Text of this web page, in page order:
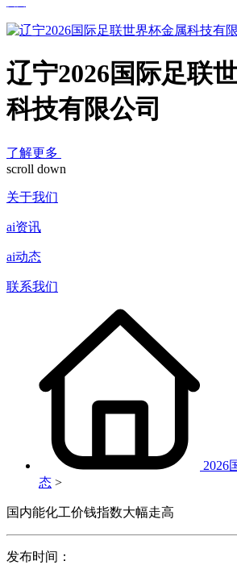
辽宁2026国际足联
科技有限公司
了解更多
scroll down
关于我们
ai资讯
ai动态
联系我们
2026
态 >
国内能化工价钱指数大幅走高
发布时间：